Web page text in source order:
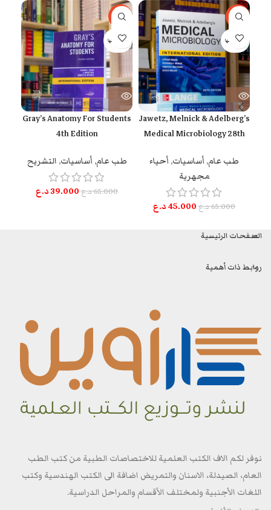
-31%
بيعت كلها
Jawetz, Melnick & Adelberg’s
Medical Microbiology 28th
طب عام, أساسيات, أحياء
مجهرية
65.000د.ع 45.000د.ع
-40%
بيعت كلها
Gray’s Anatomy For Students
4th Edition
طب عام, أساسيات, التشريح
65.000د.ع 39.000د.ع
الصفحات الرئيسية
روابط ذات أهمية
نوفر لكم الاف الكتب العلمية للاختصاصات الطبية من كتب الطب
العام، الصيدلة، الاسنان والتمريض اضافة الى الكتب الهندسية وكتب
اللغات الأجنبية ولمختلف الأقسام والمراحل الدراسية.